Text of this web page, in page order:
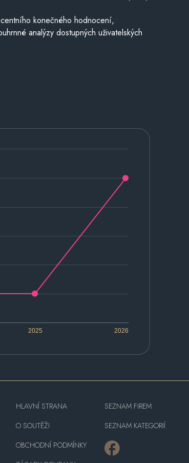
konečného hodnocení,
analýzy dostupných uživatelských
2025 2026
HLAVNÍ STRANA
O SOUTĚŽI
OBCHODNÍ PODMÍNKY
SEZNAM FIREM
SEZNAM KATEGORIÍ